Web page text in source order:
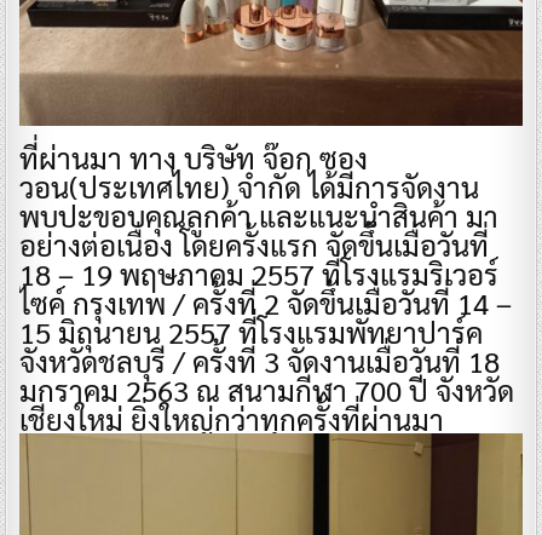
ที่ผ่านมา ทาง บริษัท จ๊อก ซอง
วอน(ประเทศไทย) จำกัด ได้มีการจัดงาน
พบปะขอบคุณลูกค้า และแนะนำสินค้า มา
อย่างต่อเนื่อง โดยครั้งแรก จัดขึ้นเมื่อวันที่
18 – 19 พฤษภาคม 2557 ที่โรงแรมริเวอร์
ไซค์ กรุงเทพ / ครั้งที่ 2 จัดขึ้นเมื่อวันที่ 14 –
15 มิถุนายน 2557 ที่โรงแรมพัทยาปาร์ค
จังหวัดชลบุรี / ครั้งที่ 3 จัดงานเมื่อวันที่ 18
มกราคม 2563 ณ สนามกีฬา 700 ปี จังหวัด
เชียงใหม่ ยิ่งใหญ่กว่าทุกครั้งที่ผ่านมา